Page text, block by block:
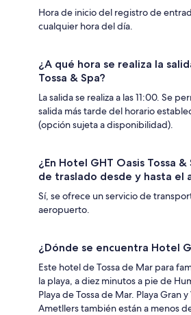
Hora de inicio del registro de
cualquier hora del día.
¿A qué hora se realiza la
Tossa & Spa?
La salida se realiza a las 11:00. Se
salida más tarde del horario
(opción sujeta a disponibilidad).
¿En Hotel GHT Oasis Tossa
de traslado desde y hasta el
Sí, se ofrece un servicio de
aeropuerto.
¿Dónde se encuentra Hotel
Este hotel de Tossa de Mar para
la playa, a diez minutos a pie de
Playa de Tossa de Mar. Playa Gran
Ametllers también están a menos